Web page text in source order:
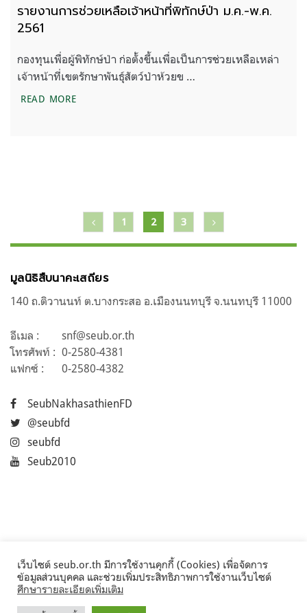
รายงานการช่วยเหลือเจ้าหน้าที่พิทักษ์ป่า ม.ค.-พ.ค.
2561
กองทุนเพื่อผู้พิทักษ์ป่า ก่อตั้งขึ้นเพื่อเป็นการช่วยเหลือเหล่า
เจ้าหน้าที่เขตรักษาพันธุ์สัตว์ป่าห้วยข …
READ MOREรายงานการช่วยเหลือเจ้าหน้าที่พิทักษ์ป่า ม.ค.-พ.ค.
เรื่อง
1 2 3
มูลนิธิสืบนาคะเสถียร
140 ถ.ติวานนท์ ต.บางกระสอ อ.เมืองนนทบุรี จ.นนทบุรี 11000
อีเมล :
snf@seub.or.th
โทรศัพท์ : 0-2580-4381
แฟกซ์ :
0-2580-4382
SeubNakhasathienFD
@seubfd
seubfd
Seub2010
เว็บไซต์ seub.or.th มีการใช้งานคุกกี้ (Cookies) เพื่อจัดการ
ข้อมูลส่วนบุคคล และช่วยเพิ่มประสิทธิภาพการใช้งานเว็บไซต์
ศึกษารายละเอียดเพิ่มเติม